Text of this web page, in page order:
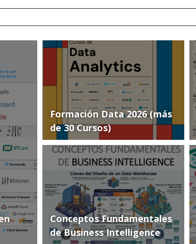
ANALYTICS AI OPEN SOURCE
Formación Data 2026 (más
de 30 Cursos)
Conceptos Fundamentales
de Business Intelligence